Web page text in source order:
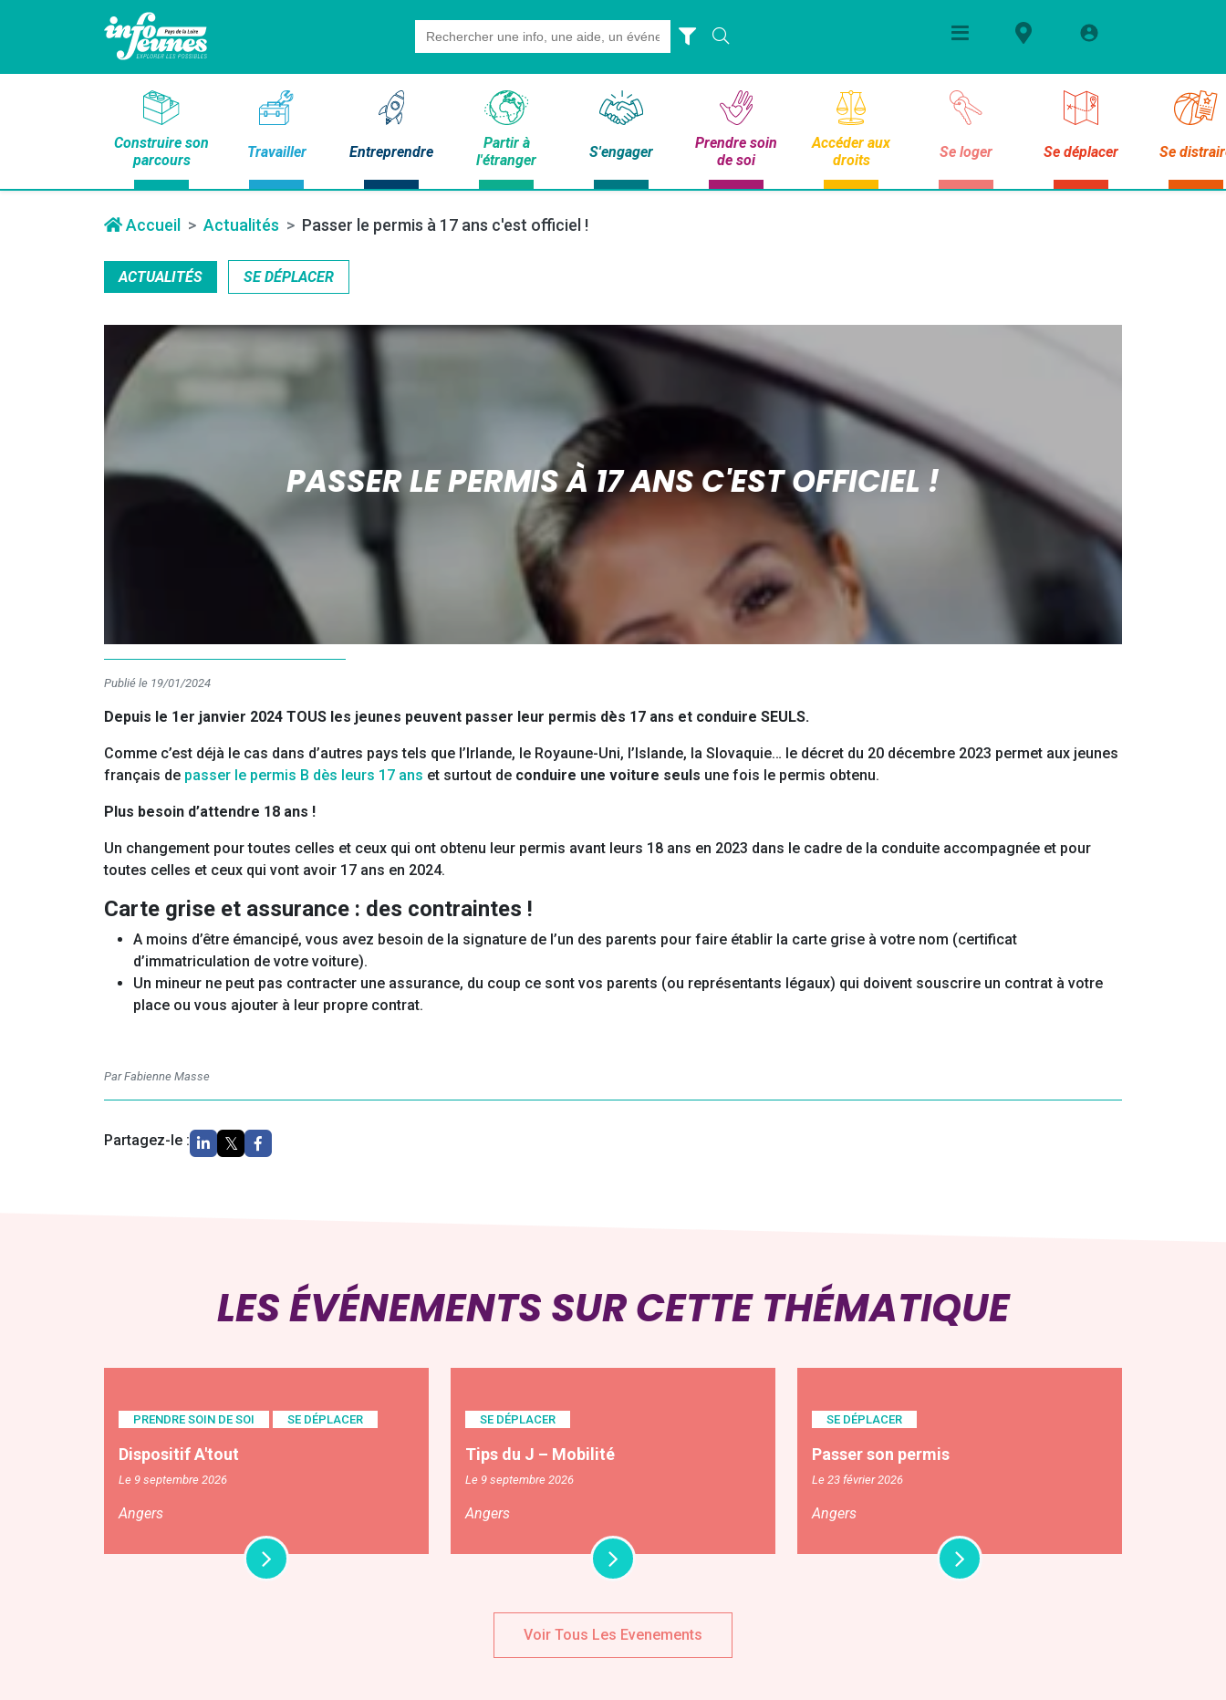
Search
for:
Construire son
parcours
Travailler Entreprendre
Partir à
l'étranger
S'engager
Prendre soin
de soi
Accéder aux
droits
Se loger Se déplacer Se
Accueil Actualités Passer le permis à 17 ans c'est officiel !
ACTUALITÉS SE DÉPLACER
PASSER LE PERMIS À 17 ANS C'EST OFFICIEL !
Publié le 19/01/2024
Depuis le 1er janvier 2024 TOUS les jeunes peuvent passer leur permis dès 17 ans et conduire SEULS.
Comme c’est déjà le cas dans d’autres pays tels que l’Irlande, le Royaune-Uni, l’Islande, la Slovaquie… le décret du 20 décembre 2023 permet aux jeunes
français de passer le permis B dès leurs 17 ans et surtout de conduire une voiture seuls une fois le permis obtenu.
Plus besoin d’attendre 18 ans !
Un changement pour toutes celles et ceux qui ont obtenu leur permis avant leurs 18 ans en 2023 dans le cadre de la conduite accompagnée et pour
toutes celles et ceux qui vont avoir 17 ans en 2024.
Carte grise et assurance : des contraintes !
A moins d’être émancipé, vous avez besoin de la signature de l’un des parents pour faire établir la carte grise à votre nom (certificat
d’immatriculation de votre voiture).
Un mineur ne peut pas contracter une assurance, du coup ce sont vos parents (ou représentants légaux) qui doivent souscrire un contrat à votre
place ou vous ajouter à leur propre contrat.
Par Fabienne Masse
Partagez-le :
LES ÉVÉNEMENTS SUR CETTE THÉMATIQUE
PRENDRE SOIN DE SOI SE DÉPLACER
Dispositif A'tout
Le 9 septembre 2026
Angers
SE DÉPLACER
Tips du J – Mobilité
Le 9 septembre 2026
Angers
SE DÉPLACER
Passer son permis
Le 23 février 2026
Angers
Voir Tous Les Evenements